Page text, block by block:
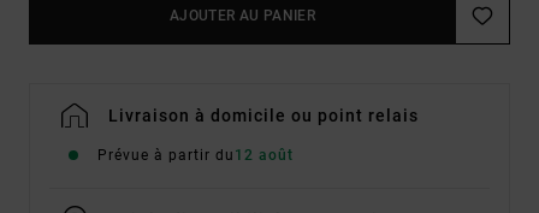
AJOUTER AU PANIER
Livraison à domicile ou point relais
Prévue à partir du 12 août